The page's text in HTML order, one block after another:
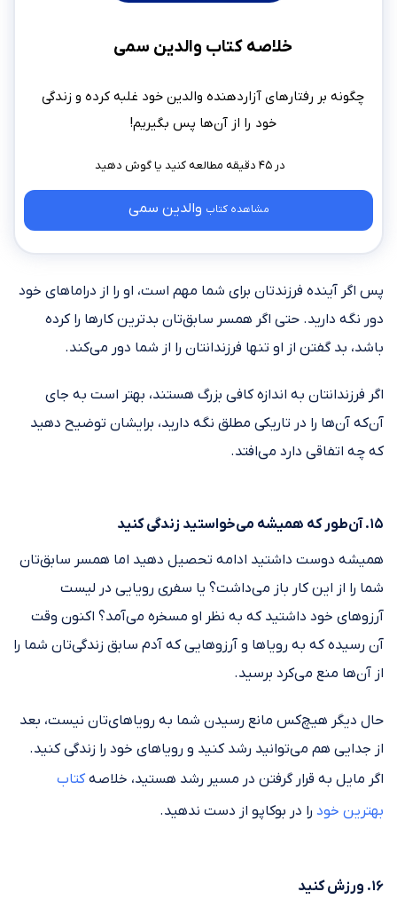
خلاصه کتاب والدین سمی
چگونه بر رفتارهای آزاردهنده والدین خود غلبه کرده و زندگی
خود را از آن‌ها پس بگیریم!
در ۴۵ دقیقه مطالعه کنید
مشاهده کتاب والدین سمی
پس اگر آینده فرزندتان برای شما مهم است، او را از دراماهای خود
دور نگه دارید. حتی اگر همسر سابق‌تان بدترین کارها را کرده
باشد، بد گفتن از او تنها فرزندانتان را از شما دور می‌کند.
اگر فرزندانتان به اندازه کافی بزرگ هستند، بهتر است به جای
آن‌که آن‌ها را در تاریکی مطلق نگه دارید، برایشان توضیح دهید
که چه اتفاقی دارد می‌افتد.
۱۵. آن‌طور که همیشه می‌خواستید زندگی کنید
همیشه دوست داشتید ادامه تحصیل دهید اما همسر سابق‌تان
شما را از این کار باز می‌داشت؟ یا سفری رویایی در لیست
آرزوهای خود داشتید که به نظر او مسخره می‌آمد؟ اکنون وقت
آن رسیده که به رویاها و آرزوهایی که آدم سابق زندگی‌تان شما را
از آن‌ها منع می‌کرد برسید.
حال دیگر هیچ‌کس مانع رسیدن شما به رویاهای‌تان نیست، بعد
از جدایی هم می‌توانید رشد کنید و رویاهای خود را زندگی کنید.
اگر مایل به قرار گرفتن در مسیر رشد هستید، خلاصهکتاب
بهترین خود را در بوکاپو از دست ندهید.
۱۶. ورزش کنید